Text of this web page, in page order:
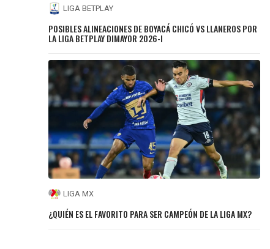
LIGA BETPLAY
POSIBLES ALINEACIONES DE BOYACÁ CHICÓ VS LLANEROS POR
LA LIGA BETPLAY DIMAYOR 2026-I
LIGA MX
¿QUIÉN ES EL FAVORITO PARA SER CAMPEÓN DE LA LIGA MX?